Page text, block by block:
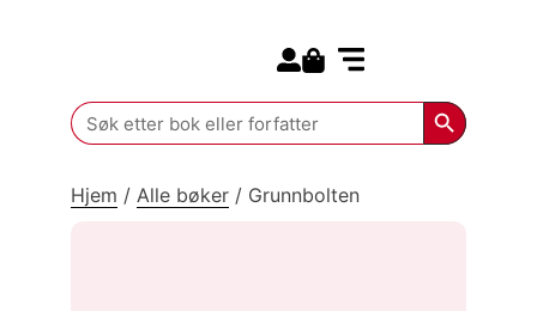
Search
for:
Search
Hjem / Alle bøker / Grunnbolten